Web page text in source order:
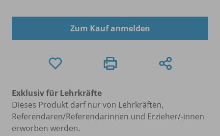
Zum Kauf anmelden
Exklusiv für Lehrkräfte
Dieses Produkt darf nur von Lehrkräften,
Referendaren/Referendarinnen und Erzieher/-innen
erworben werden.